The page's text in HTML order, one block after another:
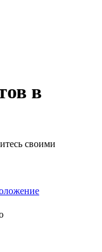
в
своими